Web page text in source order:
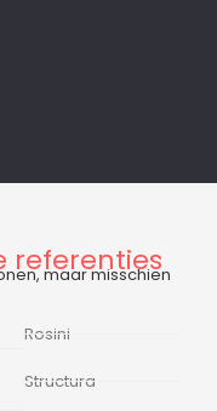
referenties
maar misschien
Rosini
Structura